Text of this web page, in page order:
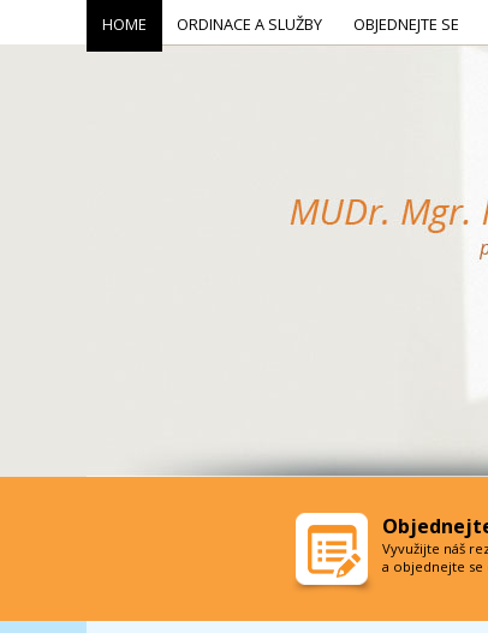
HOME ORDINACE A SLUŽBY OBJEDNEJTE SE
Vyvužijte náš
a objednejte se